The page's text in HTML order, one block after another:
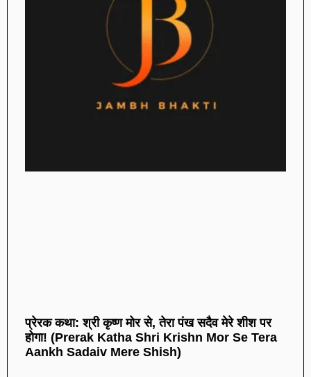
प्रेरक कथा: श्री कृष्ण मोर से, तेरा पंख सदैव मेरे शीश पर
होगा! (Prerak Katha Shri Krishn Mor Se Tera
Aankh Sadaiv Mere Shish)